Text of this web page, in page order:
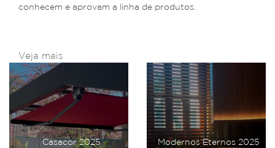
conhecem e aprovam a linha de produtos.
Veja mais
Casacor 2025 Modernos Eternos 2025